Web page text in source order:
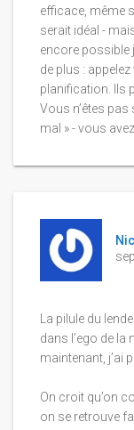
efficace, même
serait idéal -
encore possible
de plus :
planification. Ils
Vous n’êtes pas
mal » - vous
La pilule du
dans l’ego de la
maintenant, j’ai
On croit qu’on
on se retrouve